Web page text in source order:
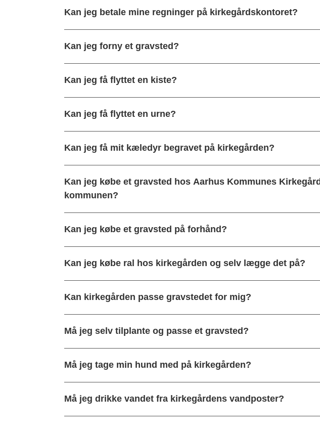
Kan jeg betale mine regninger på kirkegårdskontoret?
Kan jeg forny et gravsted?
Kan jeg få flyttet en kiste?
Kan jeg få flyttet en urne?
Kan jeg få mit kæledyr begravet på kirkegården?
Kan jeg købe et gravsted hos Aarhus Kommunes
kommunen?
Kan jeg købe et gravsted på forhånd?
Kan jeg købe ral hos kirkegården og selv lægge det på?
Kan kirkegården passe gravstedet for mig?
Må jeg selv tilplante og passe et gravsted?
Må jeg tage min hund med på kirkegården?
Må jeg drikke vandet fra kirkegårdens vandposter?